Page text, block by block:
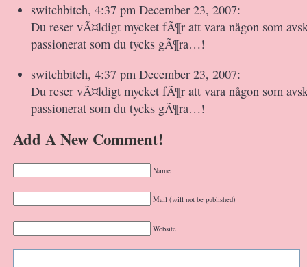
switchbitch, 4:37 pm December 23, 2007:
Du reser vÃ¤ldigt mycket fÃ¶r att vara någon som
passionerat som du tycks gÃ¶ra…!
switchbitch, 4:37 pm December 23, 2007:
Du reser vÃ¤ldigt mycket fÃ¶r att vara någon som
passionerat som du tycks gÃ¶ra…!
Add A New Comment!
Name
Mail (will not be published)
Website